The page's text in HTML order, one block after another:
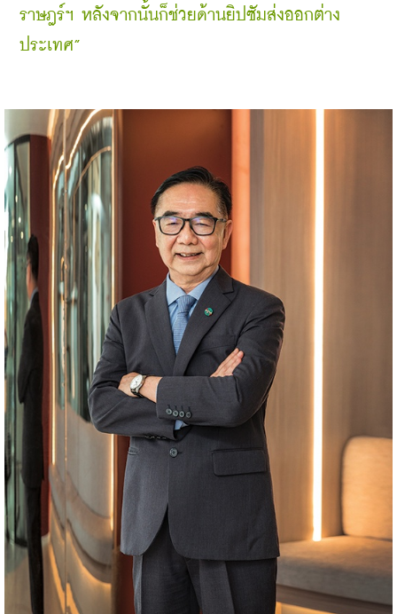
ราษฎร์ฯ หลังจากนั้นก็ช่วยด้านยิปซัมส่งออกต่าง
ประเทศ”